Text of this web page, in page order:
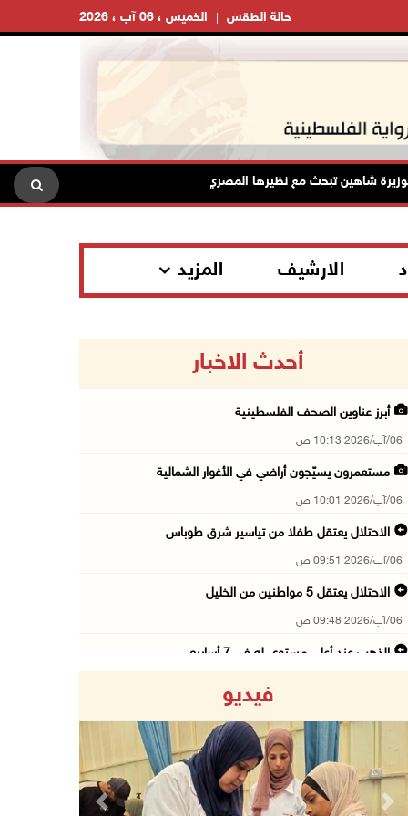
الخميس ، 06 آب ، 2026 حالة الطقس
تبحث مع نظيرها المصري مستجدات الأوضاع وتعزيز التنسيق المشترك
الارشيف المزيد
أحدث الاخبار
أبرز عناوين الصحف الفلسطينية
06/آب/2026 10:13 ص
مستعمرون يسيّجون أراضي في الأغوار الشمالية
06/آب/2026 10:01 ص
الاحتلال يعتقل طفلا من تياسير شرق طوباس
06/آب/2026 09:51 ص
الاحتلال يعتقل 5 مواطنين من الخليل
06/آب/2026 09:48 ص
الذهب عند أعلى مستوى له في 7 أسابيع
الشرطة: مقتل مواطن (34 عاما) في بيرزيت شمال ر ...
06/آب/2026 09:35 ص
فيديو
Previous Next